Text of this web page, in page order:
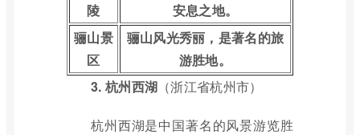
陵
安息之地。
骊山景
区
骊山风光秀丽，是著名的旅
游胜地。
3. 杭州西湖 （浙江省杭州市）
杭州西湖是中国著名的风景游览胜